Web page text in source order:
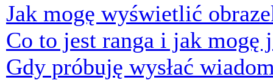
Jak mogę wyświetlić
Co to jest ranga i jak mogę
Gdy próbuję wysłać